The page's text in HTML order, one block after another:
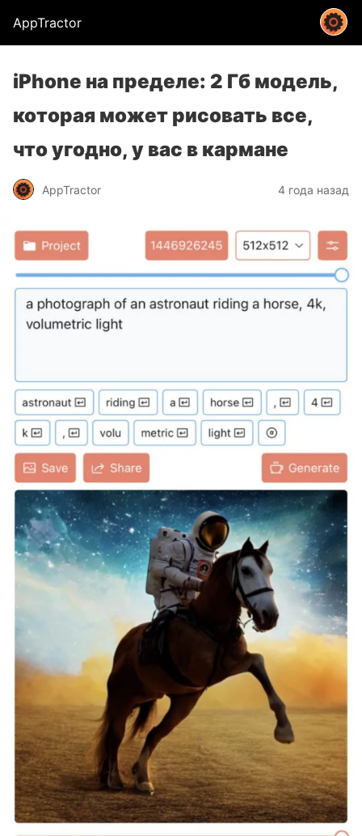
AppTractor
iPhone на пределе: 2 Гб модель,
которая может рисовать все,
что угодно, у вас в кармане
AppTractor 4 года назад